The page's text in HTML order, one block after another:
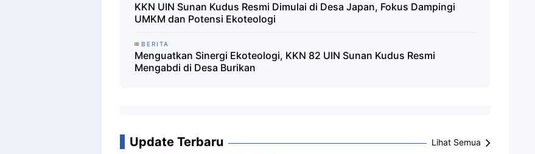
KKN UIN Sunan Kudus Resmi Dimulai di Desa Japan, Fokus Dampingi
UMKM dan Potensi Ekoteologi
BERITA
Menguatkan Sinergi Ekoteologi, KKN 82 UIN Sunan Kudus Resmi
Mengabdi di Desa Burikan
Update Terbaru Lihat Semua